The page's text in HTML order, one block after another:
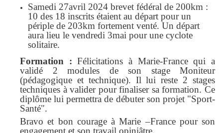
Samedi 27avril 2024 brevet fédéral de 200km :
10 des 18 inscrits étaient au départ pour un
périple de 203km fortement venté. Un départ
aura lieu le vendredi 3mai pour une cyclote
solitaire.
Formation : Félicitations à Marie-France qui a
validé 2 modules de son stage Moniteur
(pédagogique et technique). Il lui reste 2 stages
techniques à valider pour finaliser sa formation. Ce
diplôme lui permettra de débuter son projet "Sport-
Santé".
Bravo et bon courage à Marie –France pour son
engagement et son travail opiniâtre.